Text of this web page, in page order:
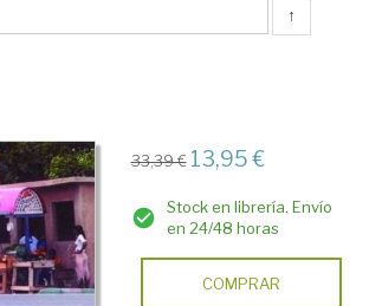
↑
33,39 € 13,95 €
Stock en librería. Envío
en 24/48 horas
COMPRAR